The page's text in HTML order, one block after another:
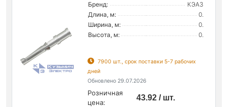
Бренд:
КЭАЗ
Длина, м:
0.
Ширина, м:
0.
Высота, м:
0.
7900 шт., срок поставки 5-7 рабочих
дней
Обновлено 29.07.2026
Розничная
цена:
43.92 / шт.